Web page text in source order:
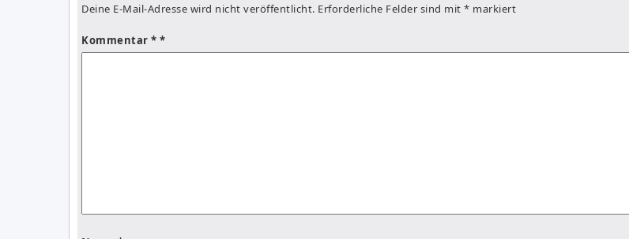
Deine E-Mail-Adresse wird nicht veröffentlicht. Erforderliche Felder sind mit * markiert
Kommentar *